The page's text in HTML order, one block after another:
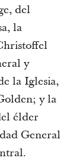
del
la
y
la Iglesia,
y la
élder
General